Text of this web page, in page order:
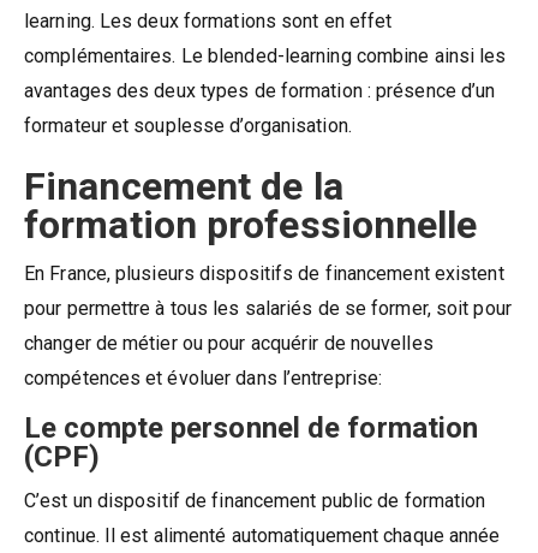
learning. Les deux formations sont en effet
complémentaires. Le blended-learning combine ainsi les
avantages des deux types de formation : présence d’un
formateur et souplesse d’organisation.
Financement de la
formation professionnelle
En France, plusieurs dispositifs de financement existent
pour permettre à tous les salariés de se former, soit pour
changer de métier ou pour acquérir de nouvelles
compétences et évoluer dans l’entreprise:
Le compte personnel de formation
(CPF)
C’est un dispositif de financement public de formation
continue. Il est alimenté automatiquement chaque année